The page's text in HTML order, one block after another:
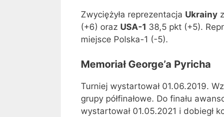
Zwyciężyła reprezentacja Ukrainy
(+6) oraz USA-1 38,5 pkt (+5).
miejsce Polska-1 (-5).
Memoriał George’a Pyricha
Turniej wystartował 01.06.2019.
grupy półfinałowe. Do finału
wystartował 01.05.2021 i dobiegł